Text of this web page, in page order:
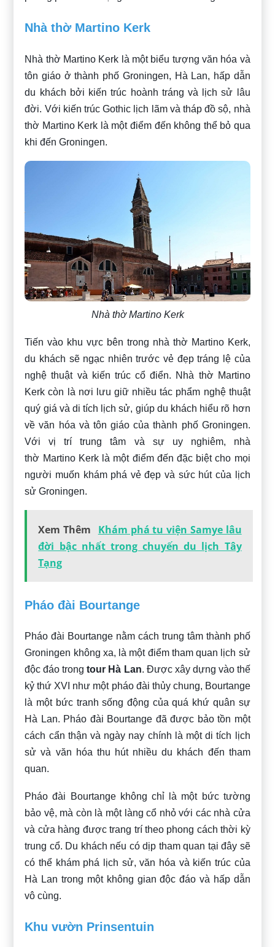
Nhà thờ Martino Kerk
Nhà thờ Martino Kerk là một biểu tượng văn hóa và
tôn giáo ở thành phố Groningen, Hà Lan, hấp dẫn
du khách bởi kiến trúc hoành tráng và lịch sử lâu
đời. Với kiến trúc Gothic lịch lãm và tháp đồ sộ, nhà
thờ Martino Kerk là một điểm đến không thể bỏ qua
khi đến Groningen.
Nhà thờ Martino Kerk
Tiến vào khu vực bên trong nhà thờ Martino Kerk,
du khách sẽ ngạc nhiên trước vẻ đẹp tráng lệ của
nghệ thuật và kiến trúc cổ điển. Nhà thờ Martino
Kerk còn là nơi lưu giữ nhiều tác phẩm nghệ thuật
quý giá và di tích lịch sử, giúp du khách hiểu rõ hơn
về văn hóa và tôn giáo của thành phố Groningen.
Với vị trí trung tâm và sự uy nghiêm, nhà
thờ Martino Kerk là một điểm đến đặc biệt cho mọi
người muốn khám phá vẻ đẹp và sức hút của lịch
sử Groningen.
Xem Thêm
Khám phá tu viện Samye lâu
đời bậc nhất trong chuyến du lịch Tây
Tạng
Pháo đài Bourtange
Pháo đài Bourtange nằm cách trung tâm thành phố
Groningen không xa, là một điểm tham quan lịch sử
độc đáo trongtour Hà Lan. Được xây dựng vào thế
kỷ thứ XVI như một pháo đài thủy chung, Bourtange
là một bức tranh sống động của quá khứ quân sự
Hà Lan. Pháo đài Bourtange đã được bảo tồn một
cách cẩn thận và ngày nay chính là một di tích lịch
sử và văn hóa thu hút nhiều du khách đến tham
quan.
Pháo đài Bourtange không chỉ là một bức tường
bảo vệ, mà còn là một làng cổ nhỏ với các nhà cửa
và cửa hàng được trang trí theo phong cách thời kỳ
trung cổ. Du khách nếu có dịp tham quan tại đây sẽ
có thể khám phá lịch sử, văn hóa và kiến trúc của
Hà Lan trong một không gian độc đáo và hấp dẫn
vô cùng.
Khu vườn Prinsentuin